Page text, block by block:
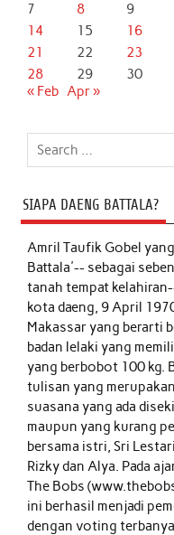
7 8 9
14
15 16
21
22 23
28
29 30
« Feb Apr »
SIAPA DAENG BATTALA?
Amril Taufik Gobel
Battala'-- sebagai
tanah tempat
kota daeng, 9 April
Makassar yang berarti
badan lelaki yang
yang berbobot 100 kg.
tulisan yang
suasana yang ada
maupun yang kurang
bersama istri, Sri
Rizky dan Alya. Pada
The Bobs
ini berhasil menjadi
dengan voting